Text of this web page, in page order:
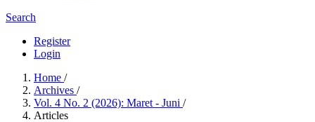
Search
Register
Login
Home /
Archives /
Vol. 4 No. 2 (2026): Maret - Juni /
Articles